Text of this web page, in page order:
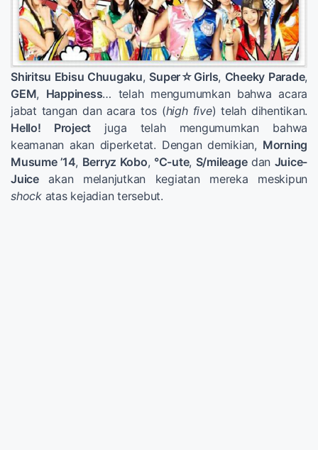
Shiritsu Ebisu Chuugaku, Super☆Girls, Cheeky Parade,
GEM, Happiness… telah mengumumkan bahwa acara
jabat tangan dan acara tos (high five) telah dihentikan.
Hello! Project juga telah mengumumkan bahwa
keamanan akan diperketat. Dengan demikian, Morning
Musume ’14, Berryz Kobo, °C-ute, S/mileagedan Juice-
Juiceakan melanjutkan kegiatan mereka meskipun
shockatas kejadian tersebut.